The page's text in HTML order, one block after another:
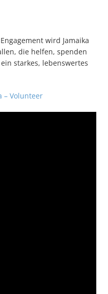
wird Jamaika
die helfen, spenden
starkes, lebenswertes
– Volunteer